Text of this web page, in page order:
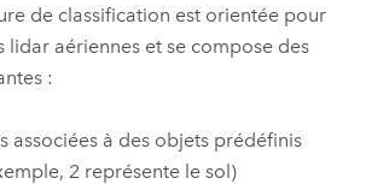
de classification est orientée pour
lidar aériennes et se compose des
:
associées à des objets prédéfinis
2 représente le sol)